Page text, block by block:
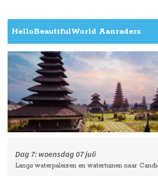
HelloBeautifulWorld Aanraders
Dag 7: woensdag 07 juli
Langs waterpaleizen en watertuinen naar